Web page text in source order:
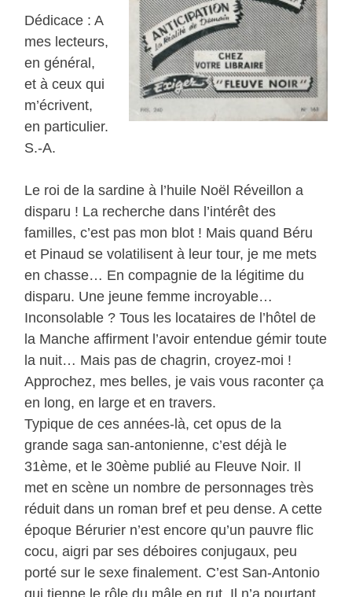
Dédicace : A
mes lecteurs,
en général,
et à ceux qui
m’écrivent,
en particulier.
S.-A.
Le roi de la sardine à l’huile Noël Réveillon a
disparu ! La recherche dans l’intérêt des
familles, c’est pas mon blot ! Mais quand Béru
et Pinaud se volatilisent à leur tour, je me mets
en chasse… En compagnie de la légitime du
disparu. Une jeune femme incroyable…
Inconsolable ? Tous les locataires de l’hôtel de
la Manche affirment l’avoir entendue gémir toute
la nuit… Mais pas de chagrin, croyez-moi !
Approchez, mes belles, je vais vous raconter ça
en long, en large et en travers.
Typique de ces années-là, cet opus de la
grande saga san-antonienne, c’est déjà le
31ème, et le 30ème publié au Fleuve Noir. Il
met en scène un nombre de personnages très
réduit dans un roman bref et peu dense. A cette
époque Bérurier n’est encore qu’un pauvre flic
cocu, aigri par ses déboires conjugaux, peu
porté sur le sexe finalement. C’est San-Antonio
qui tienne le rôle du mâle en rut. Il n’a pourtant